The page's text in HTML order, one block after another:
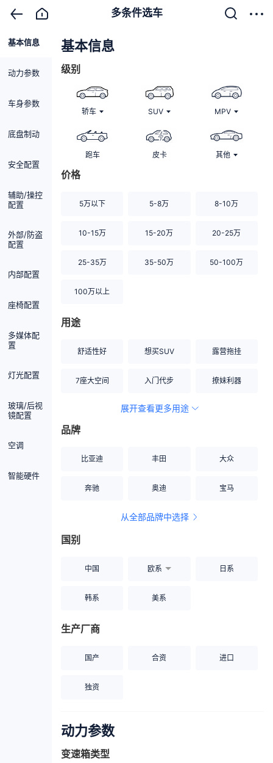
多条件选车
基本信息
动力参数
车身参数
底盘制动
安全配置
辅助/操控
配置
外部/防盗
配置
内部配置
座椅配置
多媒体配
置
灯光配置
玻璃/后视
镜配置
空调
智能硬件
基本信息
级别
轿车 SUV MPV
跑车 皮卡 其他
价格
5万以下 5-8万 8-10万
10-15万 15-20万 20-25万
25-35万 35-50万 50-100万
100万以上
用途
舒适性好 想买SUV 露营拖挂
7座大空间 入门代步 撩妹利器
空间宽敞
展开查看更多用途
品牌
比亚迪 丰田 大众
奔驰 奥迪 宝马
从全部品牌中选择
国别
中国 欧系 日系
韩系 美系
生产厂商
国产 合资 进口
独资
动力参数
变速箱类型